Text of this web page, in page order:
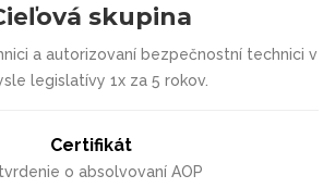
skupina
a autorizovaní bezpečnostní technici v
legislatívy 1x za 5 rokov.
Certifikát
o absolvovaní AOP